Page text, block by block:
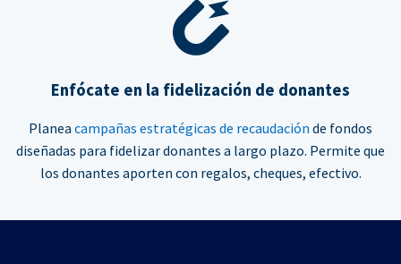
Enfócate en la fidelización de donantes
Planea campañas estratégicas de recaudación de fondos
diseñadas para fidelizar donantes a largo plazo. Permite que
los donantes aporten con regalos, cheques, efectivo.